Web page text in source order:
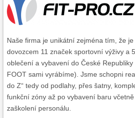
Kariéra
Doplňky stravy
OUTLET OBLEČENÍ
Značky
Naše firma je unikátní zejména tím, že
dovozcem 11 značek sportovní výživy a
oblečení a vybavení do České
FOOT sami vyrábíme). Jsme schopni
do Z“ tedy od podlahy, přes šatny,
funkční zóny až po vybavení baru
zaškolení personálu.